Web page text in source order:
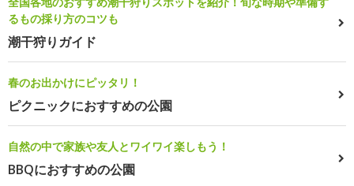
るもの採り方のコツも
潮干狩りガイド
春のお出かけにピッタリ！
ピクニックにおすすめの公園
自然の中で家族や友人とワイワイ楽しもう！
BBQにおすすめの公園